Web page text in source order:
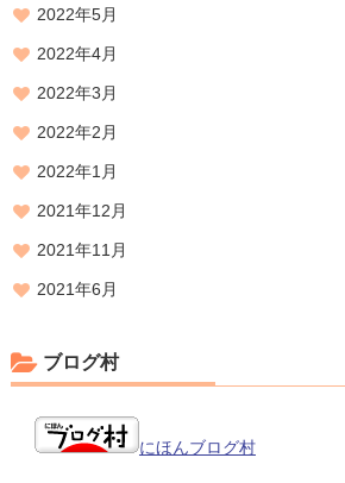
2022年5月
2022年4月
2022年3月
2022年2月
2022年1月
2021年12月
2021年11月
2021年6月
ブログ村
にほんブログ村